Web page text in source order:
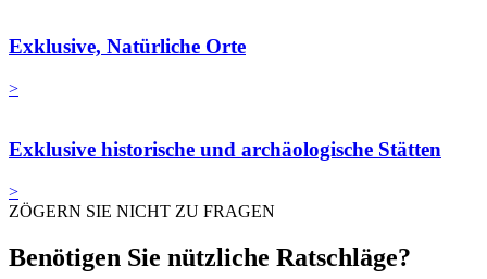
Exklusive, Natürliche Orte
>
Exklusive historische und archäologische Stätten
>
ZÖGERN SIE NICHT ZU FRAGEN
Benötigen Sie nützliche Ratschläge?